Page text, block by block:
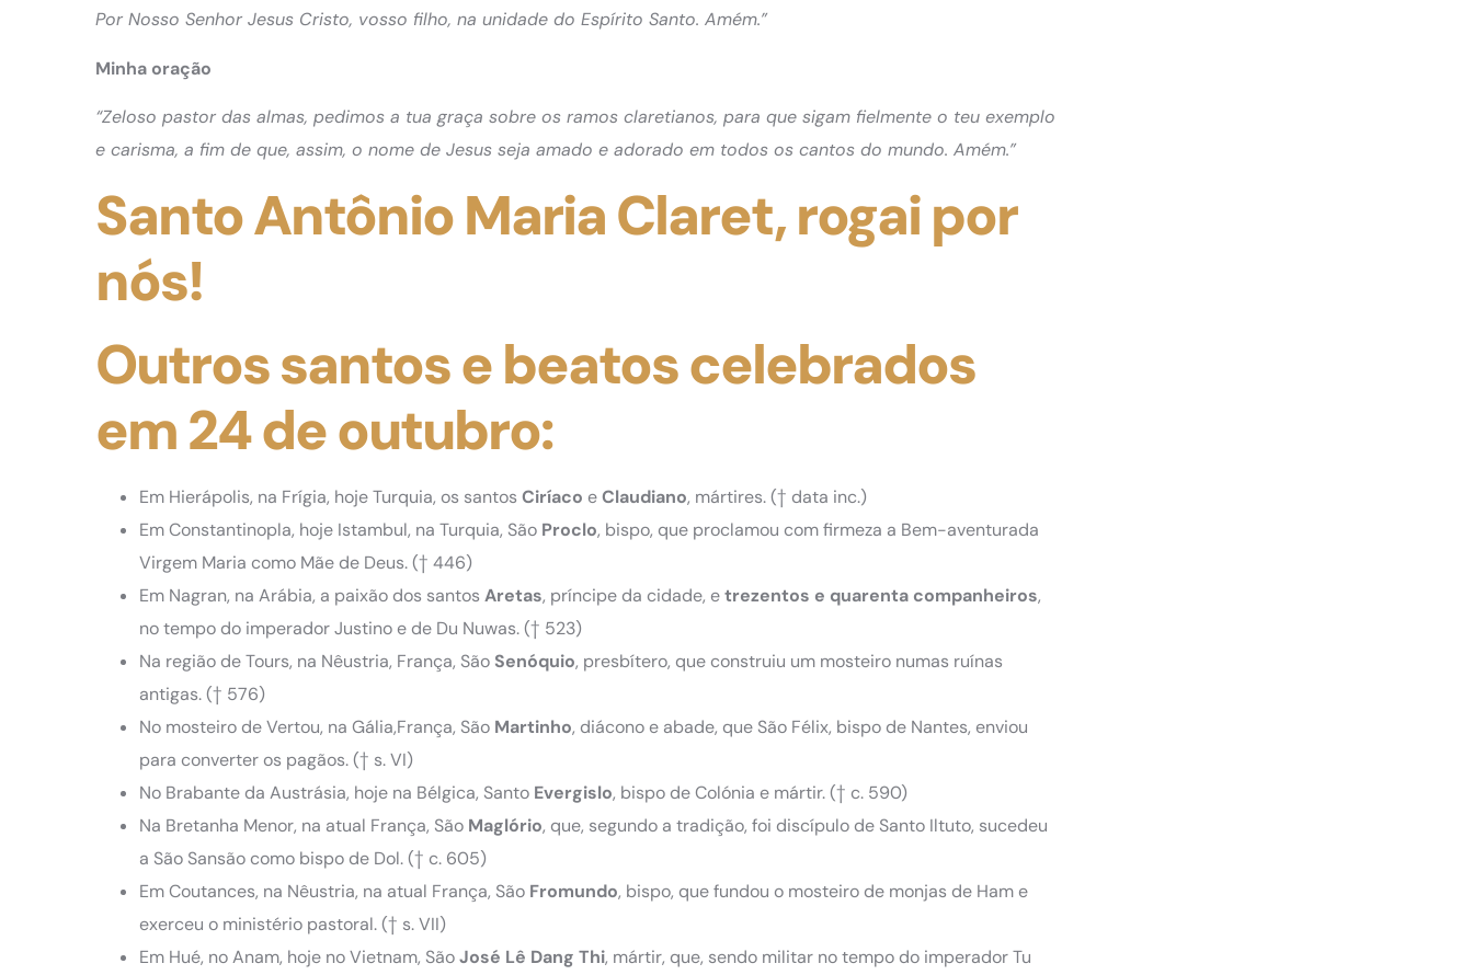
Por Nosso Senhor Jesus Cristo, vosso filho, na unidade do Espírito Santo. Amém.”
Minha oração
“Zeloso pastor das almas, pedimos a tua graça sobre os ramos claretianos, para que sigam fielmente o teu exemplo
e carisma, a fim de que, assim, o nome de Jesus seja amado e adorado em todos os cantos do mundo. Amém.”
Santo Antônio Maria Claret, rogai por
nós!
Outros santos e beatos celebrados
em 24 de outubro:
Em Hierápolis, na Frígia, hoje Turquia, os santos Ciríaco eClaudiano, mártires. († data inc.)
Em Constantinopla, hoje Istambul, na Turquia, São Proclo, bispo, que proclamou com firmeza a Bem-aventurada
Virgem Maria como Mãe de Deus. († 446)
Em Nagran, na Arábia, a paixão dos santos Aretas, príncipe da cidade, etrezentos e quarenta companheiros,
no tempo do imperador Justino e de Du Nuwas. († 523)
Na região de Tours, na Nêustria, França, São Senóquio, presbítero, que construiu um mosteiro numas ruínas
antigas. († 576)
No mosteiro de Vertou, na Gália,França, São Martinho, diácono e abade, que São Félix, bispo de Nantes, enviou
para converter os pagãos. († s. VI)
No Brabante da Austrásia, hoje na Bélgica, Santo Evergislo, bispo de Colónia e mártir. († c. 590)
Na Bretanha Menor, na atual França, São Maglório, que, segundo a tradição, foi discípulo de Santo Iltuto, sucedeu
a São Sansão como bispo de Dol. († c. 605)
Em Coutances, na Nêustria, na atual França, São Fromundo, bispo, que fundou o mosteiro de monjas de Ham e
exerceu o ministério pastoral. († s. VII)
Em Hué, no Anam, hoje no Vietnam, SãoJosé Lê Dang Thi, mártir, que, sendo militar no tempo do imperador Tu